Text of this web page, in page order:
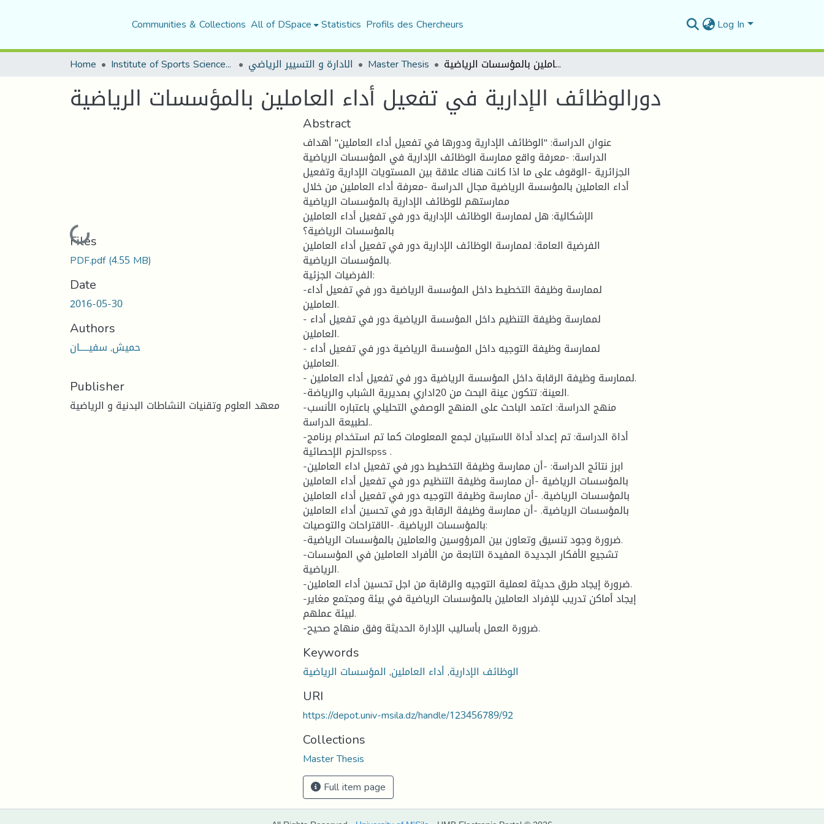
Communities & Collections All of DSpace Statistics Profils des Chercheurs Log In
Home Institute of Sports Sciences and Techniques الادارة و التسيير الرياضي Master Thesis دورالوظائف الإدارية في تفعيل أداء العاملين بالمؤسسات الرياضية
دورالوظائف الإدارية في تفعيل أداء العاملين بالمؤسسات الرياضية
Loading...
Files
PDF.pdf(4.55 MB)
Date
2016-05-30
Authors
حميش, سفيـــــان
Publisher
معهد العلوم وتقنيات النشاطات البدنية و الرياضية
Abstract
عنوان الدراسة: "الوظائف الإدارية ودورها في تفعيل أداء العاملين" أهداف
الدراسة: -معرفة واقع ممارسة الوظائف الإدارية في المؤسسات الرياضية
الجزائرية -الوقوف على ما اذا كانت هناك علاقة بين المستويات الإدارية وتفعيل
أداء العاملين بالمؤسسة الرياضية مجال الدراسة -معرفة أداء العاملين من خلال
ممارستهم للوظائف الإدارية بالمؤسسات الرياضية
الإشكالية: هل لممارسة الوظائف الإدارية دور في تفعيل أداء العاملين
بالمؤسسات الرياضية؟
الفرضية العامة: لممارسة الوظائف الإدارية دور في تفعيل أداء العاملين
بالمؤسسات الرياضية.
الفرضيات الجزئية:
-لممارسة وظيفة التخطيط داخل المؤسسة الرياضية دور في تفعيل أداء
العاملين.
- لممارسة وظيفة التنظيم داخل المؤسسة الرياضية دور في تفعيل أداء
العاملين.
- لممارسة وظيفة التوجيه داخل المؤسسة الرياضية دور في تفعيل أداء
العاملين.
- لممارسة وظيفة الرقابة داخل المؤسسة الرياضية دور في تفعيل أداء العاملين.
-العينة: تتكون عينة البحث من 20اداري بمديرية الشباب والرياضة.
-منهج الدراسة: اعتمد الباحث على المنهج الوصفي التحليلي باعتباره الأنسب
لطبيعة الدراسة..
-أداة الدراسة: تم إعداد أداة الاستبيان لجمع المعلومات كما تم استخدام برنامج
الحزم الإحصائيةspss .
-ابرز نتائج الدراسة: -أن ممارسة وظيفة التخطيط دور في تفعيل اداء العاملين
بالمؤسسات الرياضية -أن ممارسة وظيفة التنظيم دور في تفعيل أداء العاملين
بالمؤسسات الرياضية. -أن ممارسة وظيفة التوجيه دور في تفعيل أداء العاملين
بالمؤسسات الرياضية. -أن ممارسة وظيفة الرقابة دور في تحسين أداء العاملين
بالمؤسسات الرياضية. -الاقتراحات والتوصيات:
-ضرورة وجود تنسيق وتعاون بين المرؤوسين والعاملين بالمؤسسات الرياضية.
-تشجيع الأفكار الجديدة المفيدة التابعة من الأفراد العاملين في المؤسسات
الرياضية.
-ضرورة إيجاد طرق حديثة لعملية التوجيه والرقابة من اجل تحسين أداء العاملين.
-إيجاد أماكن تدريب للإفراد العاملين بالمؤسسات الرياضية في بيئة ومجتمع مغاير
لبيئة عملهم.
-ضرورة العمل بأساليب الإدارة الحديثة وفق منهاج صحيح.
Keywords
الوظائف الإدارية,أداء العاملين, المؤسسات الرياضية
URI
https://depot.univ-msila.dz/handle/123456789/92
Collections
Master Thesis
Full item page